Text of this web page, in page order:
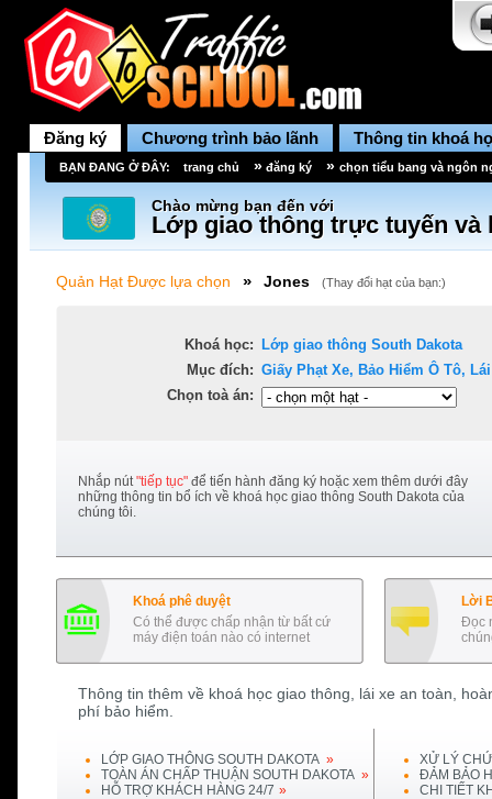
Đăng ký Chương trình bảo lãnh Thông tin khoá
BẠN ĐANG Ở ĐÂY: trang chủ » đăng ký » chọn tiểu bang và ngôn
Chào mừng bạn đến với
Lớp giao thông trực tuyến và
Quản Hạt Được lựa chọn » Jones (Thay đổi hạt của bạn:)
Khoá học:
Mục đích:
Chọn toà án:
Lớp giao thông South Dakota
Giấy Phạt Xe, Bảo Hiểm Ô Tô,
Nhắp nút"tiếp tục" để tiến hành đăng ký hoặc xem thêm dưới đây
những thông tin bổ ích về khoá học giao thông South Dakota của
chúng tôi.
Khoá phê duyệt
Có thể được chấp nhận từ bất cứ
máy điện toán nào có internet
Lời
Đọc
Thông tin thêm về khoá học giao thông, lái xe an toàn,
phí bảo hiểm.
LỚP GIAO THÔNG SOUTH DAKOTA »
TOÀN ÁN CHẤP THUẬN SOUTH DAKOTA »
HỖ TRỢ KHÁCH HÀNG 24/7 »
XỬ LÝ
ĐẢM BẢO
CHI TIẾT